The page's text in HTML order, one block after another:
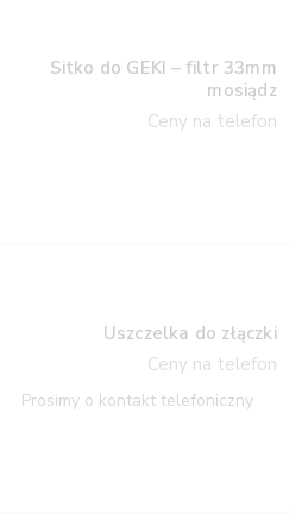
Sitko do GEKI – filtr 33mm
mosiądz
Ceny na telefon
Uszczelka do złączki
Ceny na telefon
Prosimy o kontakt telefoniczny